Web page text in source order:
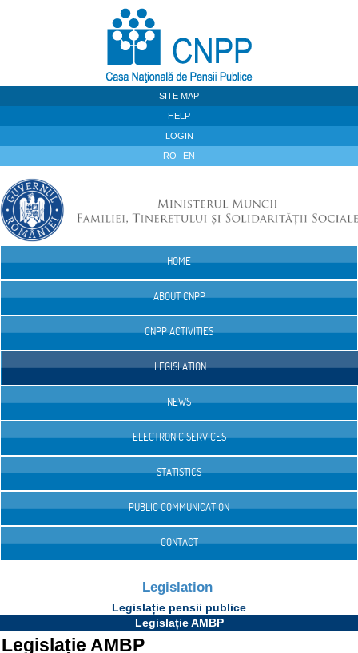
SITE MAP
HELP
LOGIN
RO EN
HOME
ABOUT CNPP
CNPP ACTIVITIES
LEGISLATION
NEWS
ELECTRONIC SERVICES
STATISTICS
PUBLIC COMMUNICATION
CONTACT
Legislation
Legislație pensii publice
Legislație AMBP
Legislație AMBP